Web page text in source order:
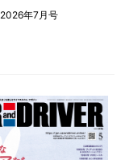
2026年7月号